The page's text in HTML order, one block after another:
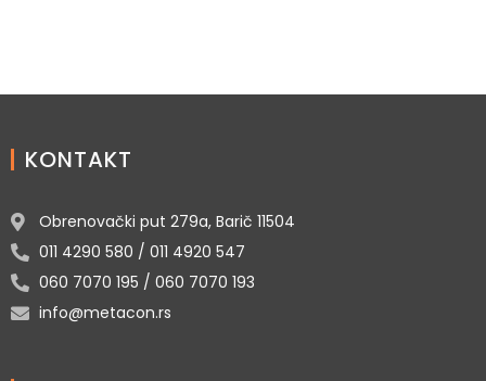
KONTAKT
Obrenovački put 279a, Barič 11504
011 4290 580 / 011 4920 547
060 7070 195 / 060 7070 193
info@metacon.rs